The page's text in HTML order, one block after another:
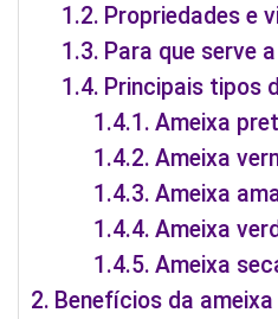
Propriedades e
Para que serve
Principais tipos
Ameixa
Ameixa
Ameixa
Ameixa
Ameixa
Benefícios da ameixa